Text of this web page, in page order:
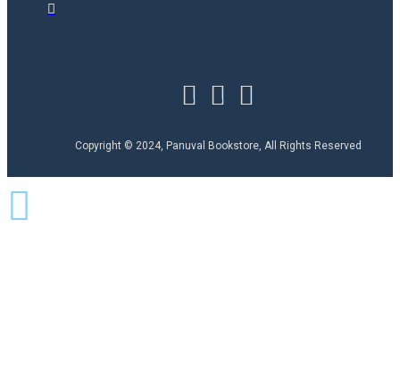
Copyright © 2024, Panuval Bookstore, All Rights Reserved